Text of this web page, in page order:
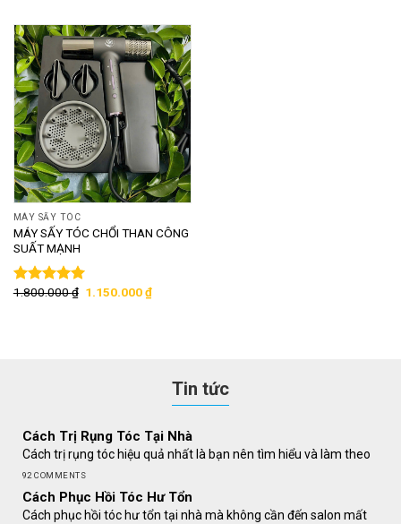
MÁY SẤY TÓC
MÁY SẤY TÓC CHỔI THAN CÔNG
SUẤT MẠNH
Được xếp
1.800.000₫ 1.150.000₫
Tin tức
Cách Trị Rụng Tóc Tại Nhà
Cách trị rụng tóc hiệu quả nhất là bạn nên tìm hiểu và làm theo
92 COMMENTS
Cách Phục Hồi Tóc Hư Tổn
Cách phục hồi tóc hư tổn tại nhà mà không cần đến salon mất